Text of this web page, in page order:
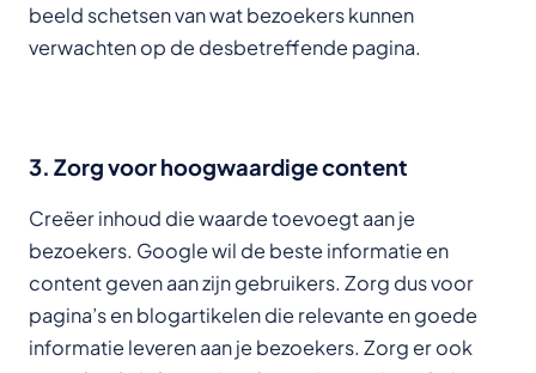
beeld schetsen van wat bezoekers kunnen
verwachten op de desbetreffende pagina.
3. Zorg voor hoogwaardige content
Creëer inhoud die waarde toevoegt aan je
bezoekers. Google wil de beste informatie en
content geven aan zijn gebruikers. Zorg dus voor
pagina’s en blogartikelen die relevante en goede
informatie leveren aan je bezoekers. Zorg er ook